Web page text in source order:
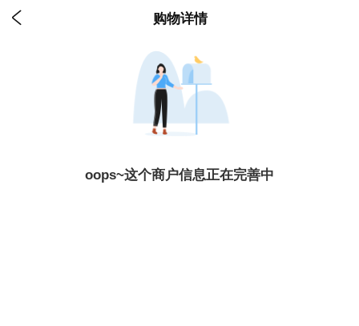
 购物详情
oops~这个商户信息正在完善中